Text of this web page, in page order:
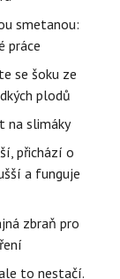
smetanou:
práce
se šoku ze
plodů
na slimáky
přichází o
a funguje
zbraň pro
to nestačí.